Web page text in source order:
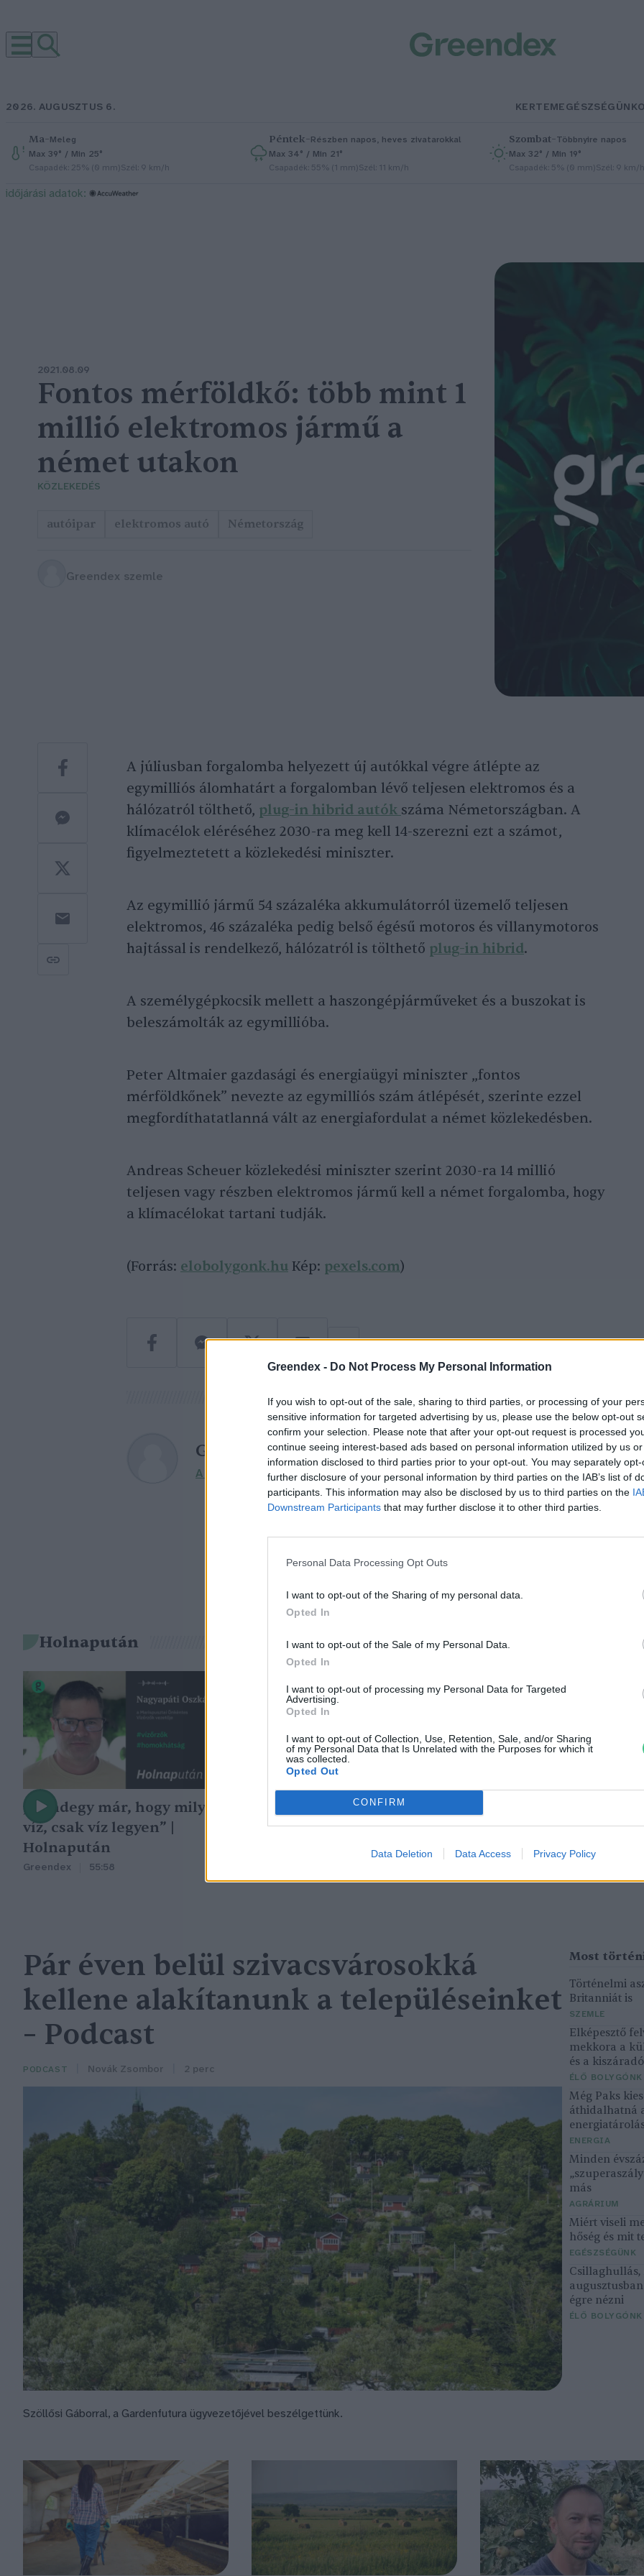
Greendex - Do Not Process My Personal Information
If you wish to opt-out of the sale, sharing to third parties, or processing of your
sensitive information for targeted advertising by us, please use the below opt-out
confirm your selection. Please note that after your opt-out request is processed
continue seeing interest-based ads based on personal information utilized by us
information disclosed to third parties prior to your opt-out. You may separately
further disclosure of your personal information by third parties on the IAB’s list of
participants. This information may also be disclosed by us to third parties on the
Downstream Participants that may further disclose it to other third parties.
Personal Data Processing Opt Outs
I want to opt-out of the Sharing of my personal data.
Opted In
I want to opt-out of the Sale of my Personal Data.
Opted In
I want to opt-out of processing my Personal Data for Targeted
Advertising.
Opted In
I want to opt-out of Collection, Use, Retention, Sale, and/or Sharing
of my Personal Data that Is Unrelated with the Purposes for which it
was collected.
Opted Out
CONFIRM
Data Deletion Data Access Privacy Policy
2026. AUGUSZTUS 6. KERTEMEGÉSZSÉGÜNK
Ma–Meleg
Max 39° / Min 25°
Csapadék: 25% (0 mm)Szél: 9 km/h
Péntek–Részben napos, heves zivatarokkal
Max 34° / Min 21°
Csapadék: 55% (1 mm)Szél: 11 km/h
Szombat–Többnyire napos
Max 32° / Min 19°
Csapadék: 5% (0 mm)Szél: 9 km/h
időjárási adatok:
2021.08.09
Fontos mérföldkő: több mint 1
millió elektromos jármű a
német utakon
KÖZLEKEDÉS
autóipar elektromos autó Németország
Greendex szemle
A júliusban forgalomba helyezett új autókkal végre átlépte az
egymilliós álomhatárt a forgalomban lévő teljesen elektromos és a
hálózatról tölthető, plug-in hibrid autók száma Németországban. A
klímacélok eléréséhez 2030-ra meg kell 14-szerezni ezt a számot,
figyelmeztetett a közlekedési miniszter.
Az egymillió jármű 54 százaléka akkumulátorról üzemelő teljesen
elektromos, 46 százaléka pedig belső égésű motoros és villanymotoros
hajtással is rendelkező, hálózatról is tölthető plug-in hibrid.
A személygépkocsik mellett a haszongépjárműveket és a buszokat is
beleszámolták az egymillióba.
Peter Altmaier gazdasági és energiaügyi miniszter „fontos
mérföldkőnek” nevezte az egymilliós szám átlépését, szerinte ezzel
megfordíthatatlanná vált az energiafordulat a német közlekedésben.
Andreas Scheuer közlekedési miniszter szerint 2030-ra 14 millió
teljesen vagy részben elektromos jármű kell a német forgalomba, hogy
a klímacélokat tartani tudják.
(Forrás: elobolygonk.hu Kép: pexels.com)
Greendex szemle
A szerző további cikkei
Holnapután
„Mindegy már, hogy milyen
víz, csak víz legyen” |
Holnapután
Greendex 55:58
A vegetációtüzek legfőbb
oka az ember | Holnapután
Ljasuk Dimitry új filmjéről |
Holnapután
Pár éven belül szivacsvárosokká
kellene alakítanunk a településeinket
– Podcast
PODCAST Novák Zsombor 2 perc
Szöllősi Gáborral, a Gardenfutura ügyvezetőjével beszélgettünk.
Történelmi
Britanniát is
SZEMLE
Elképesztő
mekkora a
és a
ÉLŐ BOLYGÓNK
Még Paks
áthidalhatná
ENERGIA
Minden
más
AGRÁRIUM
Miért viseli
hőség és mit
EGÉSZSÉGÜNK
Csillaghullás,
égre nézni
ÉLŐ BOLYGÓNK